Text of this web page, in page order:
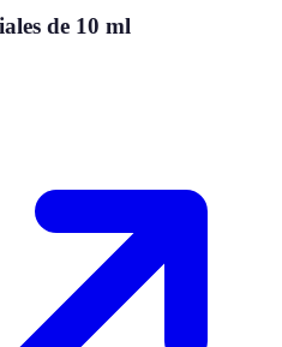
de 10 ml